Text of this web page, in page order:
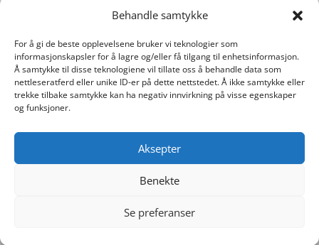
Behandle samtykke
For å gi de beste opplevelsene bruker vi teknologier som
informasjonskapsler for å lagre og/eller få tilgang til enhetsinformasjon.
Å samtykke til disse teknologiene vil tillate oss å behandle data som
nettleseratferd eller unike ID-er på dette nettstedet. Å ikke samtykke eller
trekke tilbake samtykke kan ha negativ innvirkning på visse egenskaper
og funksjoner.
Aksepter
Benekte
Se preferanser
Lørdag: 10:00 – 16:00
SOSIALE MEDIER
Utviklet avDigipos AS